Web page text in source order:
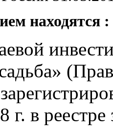
находятся :
г. в